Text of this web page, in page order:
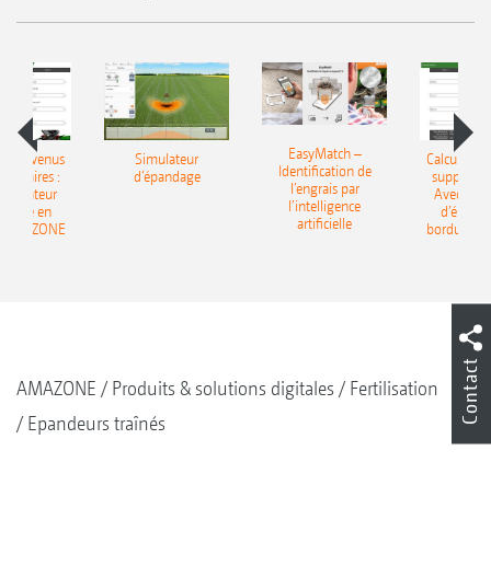
revenus
:
en
Simulateur
d‘épandage
EasyMatch –
Identification de
l’engrais par
l’intelligence
artificielle
Calculer
Avec
bordure
AMAZONE Produits & solutions digitales
Fertilisation
Epandeurs traînés
Contact